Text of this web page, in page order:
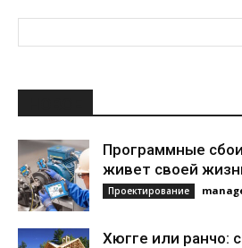
Программные
живет своей
Проектирование
Хюгге или ранчо: